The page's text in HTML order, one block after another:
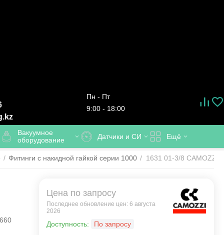
Пн - Пт
9:00 - 18:00
Вакуумное
оборудование
Датчики и СИ Ещё
/ Фитинги с накидной гайкой серии 1000 / 1631 01-3/8 CAMOZZI
Цена по запросу
Последнее обновление цен: 6 августа
2026
Доступность: По запросу